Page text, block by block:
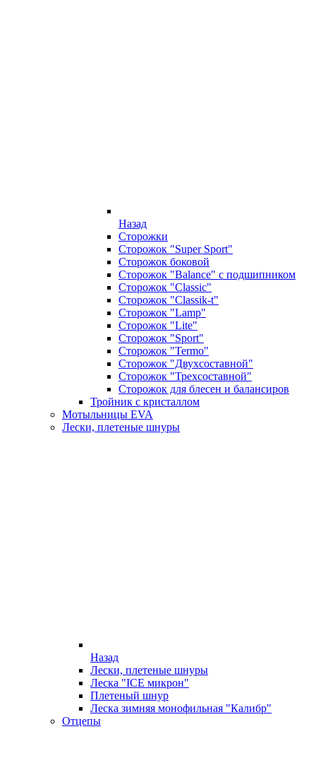
Назад
Сторожки
Сторожок "Super Sport"
Сторожок боковой
Сторожок "Balance" с подшипником
Сторожок "Classic"
Сторожок "Classik-t"
Сторожок "Lamp"
Сторожок "Lite"
Сторожок "Sport"
Сторожок "Termo"
Сторожок "Двухсоставной"
Сторожок "Трехсоставной"
Сторожок для блесен и балансиров
Тройник с кристаллом
Мотыльницы EVA
Лески, плетеные шнуры
Назад
Лески, плетеные шнуры
Леска "ICE микрон"
Плетеный шнур
Леска зимняя монофильная "Калибр"
Отцепы